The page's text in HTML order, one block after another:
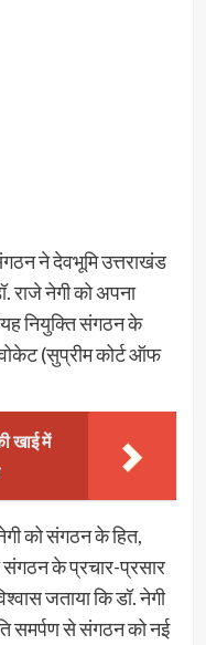
ने देवभूमि उत्तराखंड
राजे नेगी को अपना
यह नियुक्ति संगठन के
(सुप्रीम कोर्ट ऑफ
खाई में
को संगठन के हित,
के प्रचार-प्रसार
जताया कि डॉ. नेगी
समर्पण से संगठन को नई